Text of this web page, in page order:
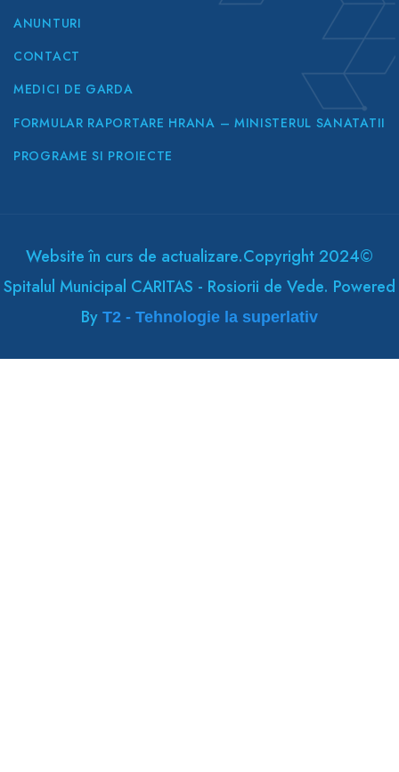
ANUNTURI
CONTACT
MEDICI DE GARDA
FORMULAR RAPORTARE HRANA – MINISTERUL SANATATII
PROGRAME SI PROIECTE
Website în curs de actualizare.Copyright 2024©
Spitalul Municipal CARITAS - Rosiorii de Vede. Powered
By T2 - Tehnologie la superlativ